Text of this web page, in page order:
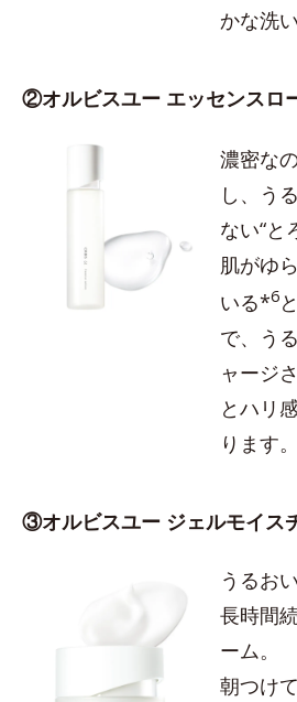
かな洗
②オルビスユー エッセンスロ
濃密な
し、う
ない“と
肌がゆ
いる*6
で、う
ャージ
とハリ
ります。
③オルビスユー ジェルモイス
うるお
長時間
ーム。
朝つけ